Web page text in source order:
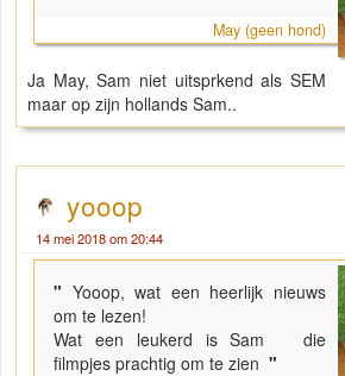
May (geen hond)
Ja May, Sam niet uitsprkend als SEM
maar op zijn hollands Sam..
yooop
14 mei 2018 om 20:44
" Yooop, wat een heerlijk nieuws
om te lezen!
Wat een leukerd is Sam die
filmpjes prachtig om te zien "